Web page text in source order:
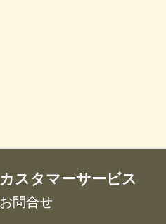
カスタマーサービス
お問合せ